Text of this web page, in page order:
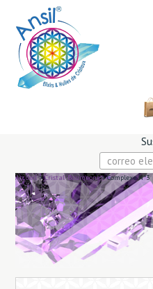
Accueil > Cristal-Bourgeons > Complexe N°3
Panel de gestión de cookies